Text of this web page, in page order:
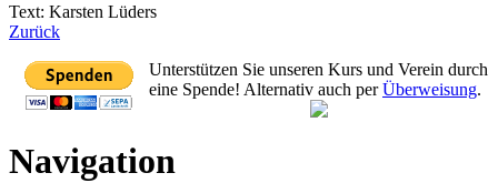
Text: Karsten Lüders
Zurück
Unterstützen Sie unseren Kurs und Verein durch
eine Spende! Alternativ auch perÜberweisung.
Navigation